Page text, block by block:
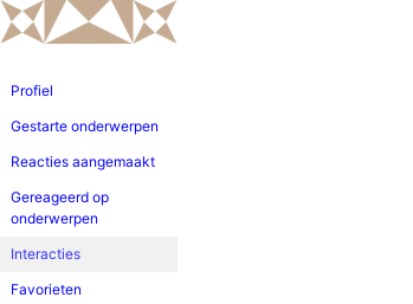
Profiel
Gestarte onderwerpen
Reacties aangemaakt
Gereageerd op
onderwerpen
Interacties
Favorieten